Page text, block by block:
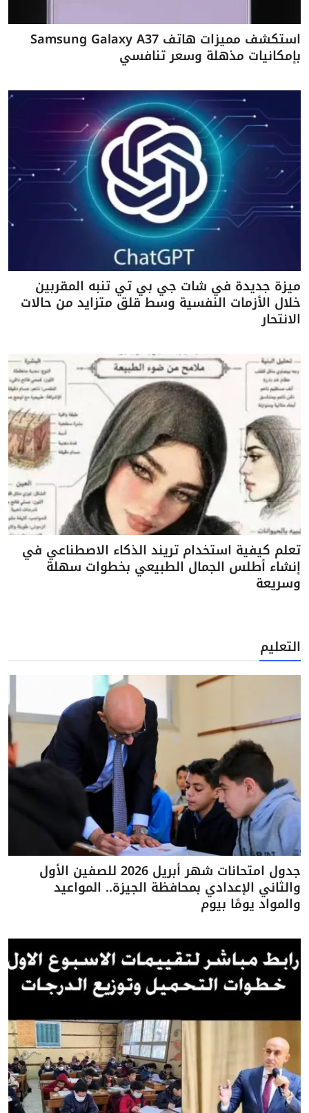
استكشف مميزات هاتف Samsung Galaxy A37
بإمكانيات مذهلة وسعر تنافسي
ميزة جديدة في شات جي بي تي تنبه المقربين
خلال الأزمات النفسية وسط قلق متزايد من حالات
الانتحار
تعلم كيفية استخدام تريند الذكاء الاصطناعي في
إنشاء أطلس الجمال الطبيعي بخطوات سهلة
وسريعة
التعليم
جدول امتحانات شهر أبريل 2026 للصفين الأول
والثاني الإعدادي بمحافظة الجيزة.. المواعيد
والمواد يومًا بيوم